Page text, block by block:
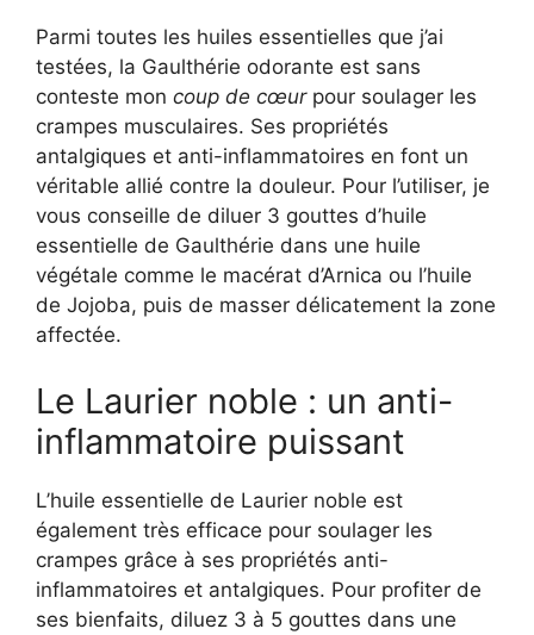
Parmi toutes les huiles essentielles que j’ai
testées, la Gaulthérie odorante est sans
conteste mon coup de cœurpour soulager les
crampes musculaires. Ses propriétés
antalgiques et anti-inflammatoires en font un
véritable allié contre la douleur. Pour l’utiliser, je
vous conseille de diluer 3 gouttes d’huile
essentielle de Gaulthérie dans une huile
végétale comme le macérat d’Arnica ou l’huile
de Jojoba, puis de masser délicatement la zone
affectée.
Le Laurier noble : un anti-
inflammatoire puissant
L’huile essentielle de Laurier noble est
également très efficace pour soulager les
crampes grâce à ses propriétés anti-
inflammatoires et antalgiques. Pour profiter de
ses bienfaits, diluez 3 à 5 gouttes dans une